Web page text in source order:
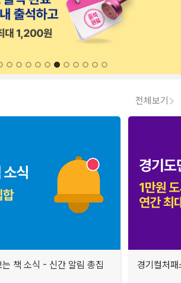
전체보기
책 소식 - 신간 알림 총집
경기컬처